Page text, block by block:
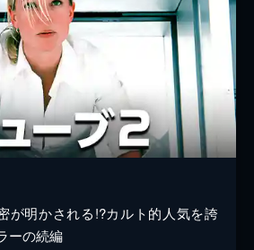
が明かされる!?カルト的人気を誇
ーの続編